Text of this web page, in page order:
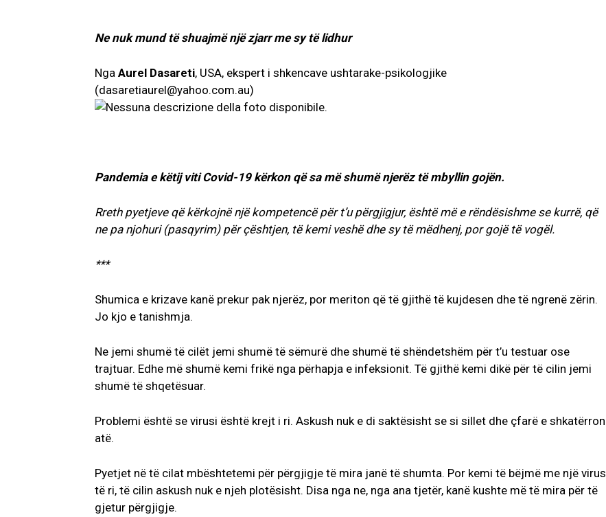
Ne nuk mund të shuajmë një zjarr me sy të lidhur
Nga Aurel Dasareti, USA, ekspert i shkencave ushtarake-psikologjike
(dasaretiaurel@yahoo.com.au)
Pandemia e këtij viti Covid-19 kërkon që sa më shumë njerëz të mbyllin gojën.
Rreth pyetjeve që kërkojnë një kompetencë për t’u përgjigjur, është më e rëndësishme se kurrë, që
ne pa njohuri (pasqyrim) për çështjen, të kemi veshë dhe sy të mëdhenj, por gojë të vogël.
***
Shumica e krizave kanë prekur pak njerëz, por meriton që të gjithë të kujdesen dhe të ngrenë zërin.
Jo kjo e tanishmja.
Ne jemi shumë të cilët jemi shumë të sëmurë dhe shumë të shëndetshëm për t’u testuar ose
trajtuar. Edhe më shumë kemi frikë nga përhapja e infeksionit. Të gjithë kemi dikë për të cilin jemi
shumë të shqetësuar.
Problemi është se virusi është krejt i ri. Askush nuk e di saktësisht se si sillet dhe çfarë e shkatërron
atë.
Pyetjet në të cilat mbështetemi për përgjigje të mira janë të shumta. Por kemi të bëjmë me një virus
të ri, të cilin askush nuk e njeh plotësisht. Disa nga ne, nga ana tjetër, kanë kushte më të mira për të
gjetur përgjigje.